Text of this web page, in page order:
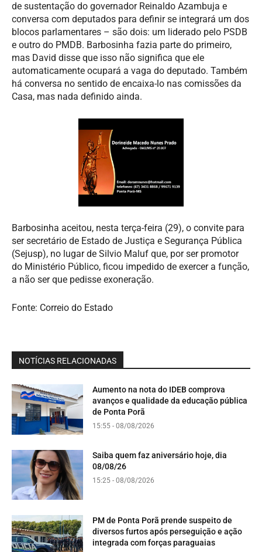
de sustentação do governador Reinaldo Azambuja e
conversa com deputados para definir se integrará um dos
blocos parlamentares – são dois: um liderado pelo PSDB
e outro do PMDB. Barbosinha fazia parte do primeiro,
mas David disse que isso não significa que ele
automaticamente ocupará a vaga do deputado. Também
há conversa no sentido de encaixa-lo nas comissões da
Casa, mas nada definido ainda.
Barbosinha aceitou, nesta terça-feira (29), o convite para
ser secretário de Estado de Justiça e Segurança Pública
(Sejusp), no lugar de Silvio Maluf que, por ser promotor
do Ministério Público, ficou impedido de exercer a função,
a não ser que pedisse exoneração.
Fonte: Correio do Estado
NOTÍCIAS RELACIONADAS
Aumento na nota do IDEB comprova
avanços e qualidade da educação pública
de Ponta Porã
15:55 - 08/08/2026
Saiba quem faz aniversário hoje, dia
08/08/26
15:25 - 08/08/2026
PM de Ponta Porã prende suspeito de
diversos furtos após perseguição e ação
integrada com forças paraguaias